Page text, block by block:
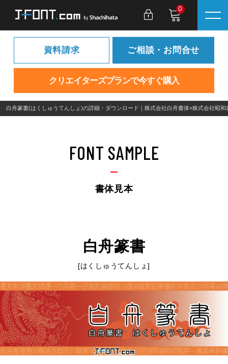
資料請求 ご相談・お問合せ
クリエイターズプランで今すぐ購入
0
白舟篆書(はくしゅうてんしょ)の詳細・ダウンロード｜株式会社白舟書体×株式会社昭
FONT SAMPLE
書体見本
白舟篆書
[はくしゅうてんしょ]